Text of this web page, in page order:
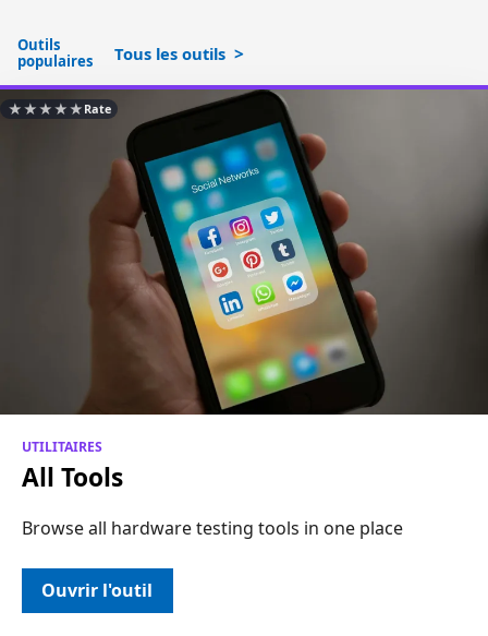
Outils
populaires
Tous les outils
★★★★★ Rate
UTILITAIRES
All Tools
Browse all hardware testing tools in one place
Ouvrir l'outil